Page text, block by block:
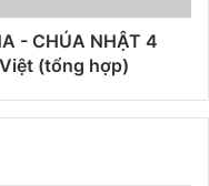
- CHÚA NHẬT 4
(tổng hợp)